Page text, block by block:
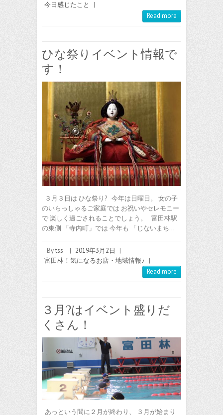
今日感じたこと
|
Read more
ひな祭りイベント情報で
す！
３月３日は ひな祭り? 今年は日曜日。 女の子
のいらっしゃるご家庭では お祝いやセレモニー
で 楽しく過ごされることでしょう。 富田林駅
の東側 「寺内町」では 今年も 「じないまち…
Bytss | 2019年3月2日
|
富田林！気になるお店・地域情報♪ |
Read more
３月?はイベント盛りだ
くさん！
あっという間に２月が終わり、 ３月が始まり